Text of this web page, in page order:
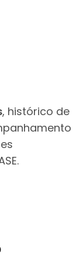
, histórico de